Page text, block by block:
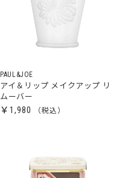
PAUL&JOE
アイ＆リップ メイクアップ リ
ムーバー
￥1,980